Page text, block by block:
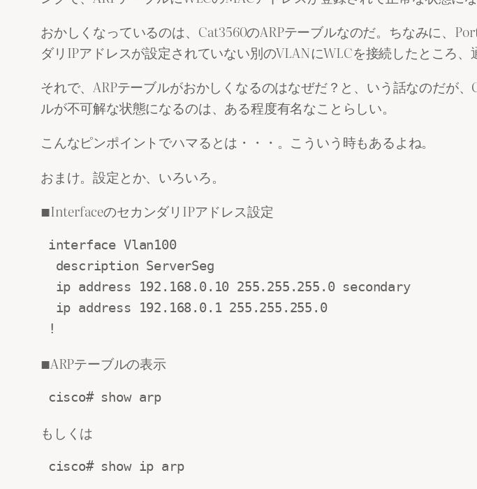
おかしくなっているのは、Cat3560のARPテーブルなのだ。ちなみに、
ダリIPアドレスが設定されていない別のVLANにWLCを接続したところ、
それで、ARPテーブルがおかしくなるのはなぜだ？と、いう話なのだが
ルが不可解な状態になるのは、ある程度有名なことらしい。
こんなピンポイントでハマるとは・・・。こういう時もあるよね。
おまけ。設定とか、いろいろ。
■InterfaceのセカンダリIPアドレス設定
interface Vlan100
  description ServerSeg
  ip address 192.168.0.10 255.255.255.0 secondary
  ip address 192.168.0.1 255.255.255.0
■ARPテーブルの表示
cisco# show arp
もしくは
cisco# show ip arp